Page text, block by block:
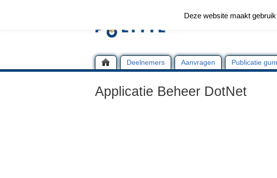
Deelnemers Aanvragen Publicatie
Applicatie Beheer DotNet
Deze website maakt